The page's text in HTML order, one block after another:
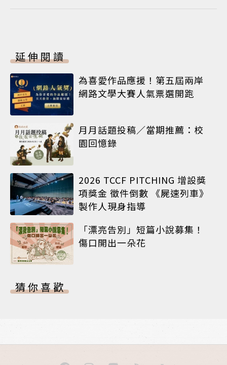
延伸閱讀
為喜愛作品應援！第五屆兩岸
網路文學大賽人氣票選開跑
月月話題投稿／當期推薦：校
園回憶錄
2026 TCCF PITCHING 增設獎
項獎金 徵件倒數 《屍速列車》
製作人現身指導
「漂亮告別」短篇小說募集！
傷口開出一朵花
猜你喜歡